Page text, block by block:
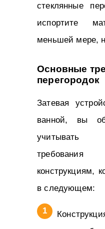
стеклянные
испортите
меньшей мере,
Основные
перегородок
Затевая
ванной, вы
учитывать
конструкциям,
в следующем: